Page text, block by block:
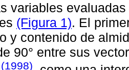
variables
(Figura 1). El
y contenido de
90° entre sus